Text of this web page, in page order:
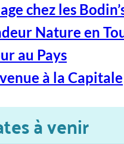
chez les
Nature en
au Pays
à la Capitale
à venir